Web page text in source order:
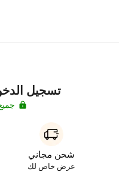
تسجيل
شحن مجاني
عرض خاص لك